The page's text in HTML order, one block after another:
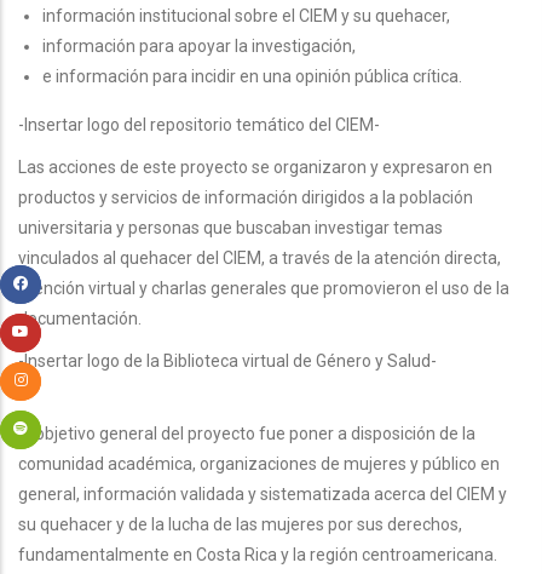
información institucional sobre el CIEM y su quehacer,
información para apoyar la investigación,
e información para incidir en una opinión pública crítica.
-Insertar logo del repositorio temático del CIEM-
Las acciones de este proyecto se organizaron y expresaron en
productos y servicios de información dirigidos a la población
universitaria y personas que buscaban investigar temas
vinculados al quehacer del CIEM, a través de la atención directa,
atención virtual y charlas generales que promovieron el uso de la
documentación.
-Insertar logo de la Biblioteca virtual de Género y Salud-
El objetivo general del proyecto fue poner a disposición de la
comunidad académica, organizaciones de mujeres y público en
general, información validada y sistematizada acerca del CIEM y
su quehacer y de la lucha de las mujeres por sus derechos,
fundamentalmente en Costa Rica y la región centroamericana.